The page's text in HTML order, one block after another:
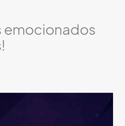
emocionados